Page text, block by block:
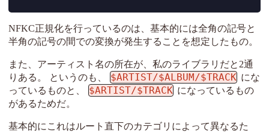
NFKC正規化を行っているのは、基本的には全角の記号と
半角の記号の間での変換が発生することを想定したもの。
また、アーティスト名の所在が、私のライブラリだと2通
りある。 というのも、
$ARTIST/$ALBUM/$TRACK にな
っているものと、
$ARTIST/$TRACK になっているもの
があるためだ。
基本的にこれはルート直下のカテゴリによって異なるた